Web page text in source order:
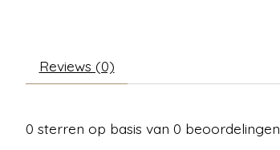
Reviews (0)
0 sterren op basis van 0 beoordelingen